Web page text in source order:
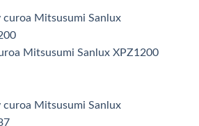
Mitsusumi Sanlux XPZ1200